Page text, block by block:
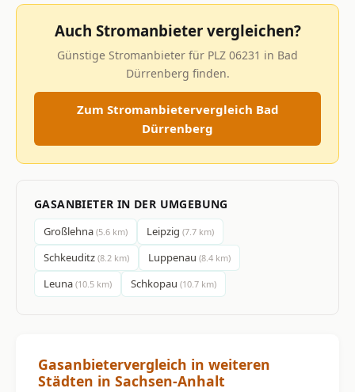
Auch Stromanbieter vergleichen?
Günstige Stromanbieter für PLZ 06231 in Bad
Dürrenberg finden.
Zum Stromanbietervergleich Bad
Dürrenberg
GASANBIETER IN DER UMGEBUNG
Großlehna (5.6 km) Leipzig (7.7 km)
Schkeuditz (8.2 km) Luppenau (8.4 km)
Leuna (10.5 km) Schkopau (10.7 km)
Gasanbietervergleich in weiteren
Städten in Sachsen-Anhalt